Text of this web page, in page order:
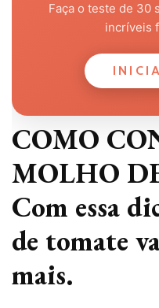
Faça o teste de 30
incríveis
COMO
MOLHO
Com essa
de tomate
mais.